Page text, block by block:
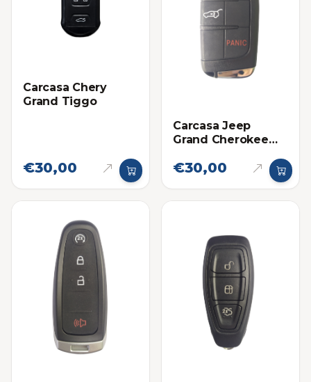
Carcasa Chery
Grand Tiggo
€30,00
Carcasa Jeep
Grand Cherokee
€30,00